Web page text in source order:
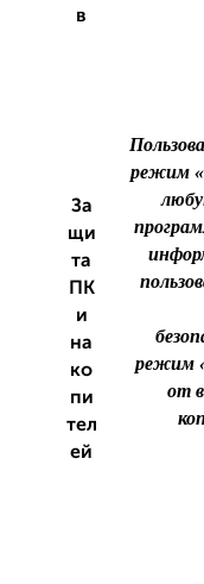
в
За
щи
та
ПК
и
на
ко
пи
тел
ей
режим
режим
от